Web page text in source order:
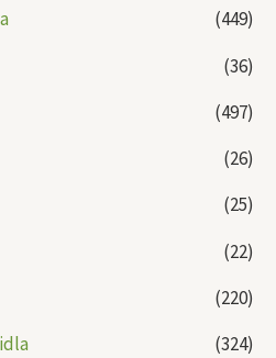
(449)
(36)
(497)
(26)
(25)
(22)
(220)
(324)